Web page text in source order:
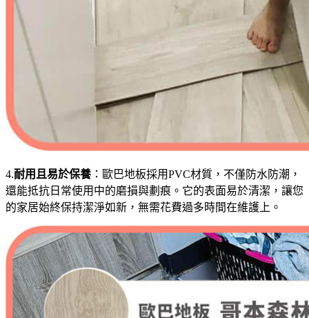
4.耐用且易於保養 ：歐巴地板採用PVC材質，不僅防水防潮，
還能抵抗日常使用中的磨損與劃痕。它的表面易於清潔，讓您
的家居始終保持潔淨如新，無需花費過多時間在維護上。